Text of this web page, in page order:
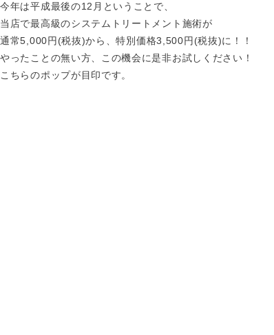
今年は平成最後の12月ということで、
当店で最高級のシステムトリートメント施術が
通常5,000円(税抜)から、特別価格3,500円(税抜)に！！
やったことの無い方、この機会に是非お試しください！
こちらのポップが目印です。